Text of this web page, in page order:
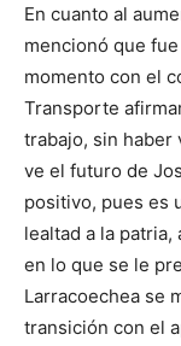
En cuanto al
mencionó que
momento con el
Transporte
trabajo, sin haber
ve el futuro de
positivo, pues es
lealtad a la patria,
en lo que se le
Larracoechea se
transición con el